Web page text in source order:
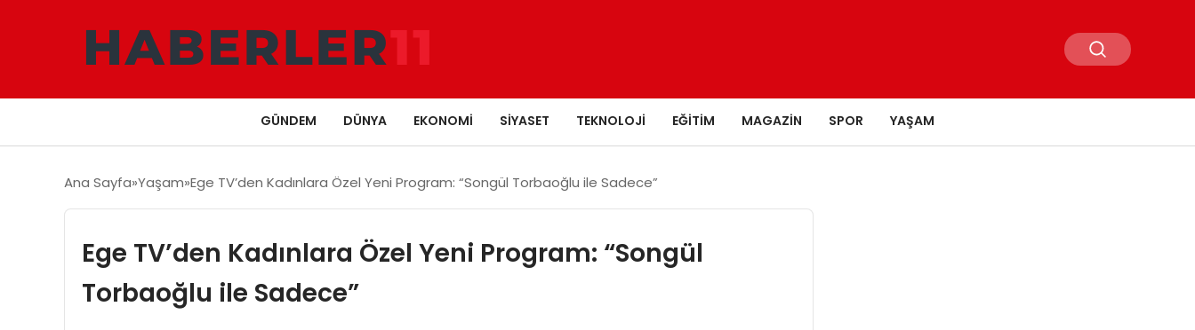
GÜNDEM DÜNYA EKONOMI SIYASET TEKNOLOJI EĞITIM MAGAZIN SPOR YAŞAM
Ana Sayfa Yaşam Ege TV’den Kadınlara Özel Yeni Program: “Songül Torbaoğlu ile Sadece”
Ege TV’den Kadınlara Özel Yeni Program: “Songül
Torbaoğlu ile Sadece”